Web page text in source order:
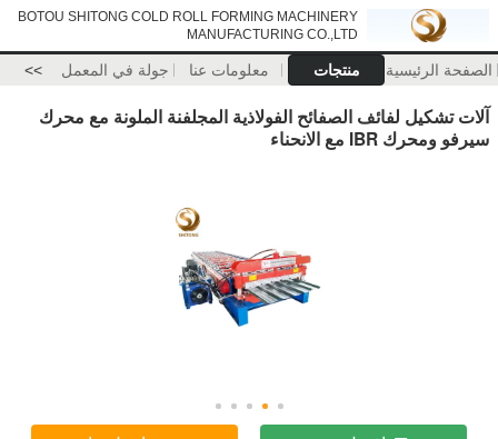
BOTOU SHITONG COLD ROLL FORMING MACHINERY
MANUFACTURING CO.,LTD
الصفحة الرئيسية منتجات معلومات عنا جولة في المعمل >>
آلات تشكيل لفائف الصفائح الفولاذية المجلفنة الملونة مع محرك
سيرفو ومحرك IBR مع الانحناء